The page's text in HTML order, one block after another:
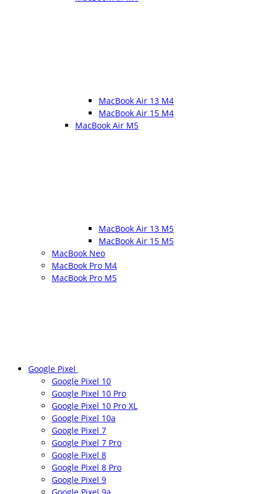
MacBook Air 13 M4
MacBook Air 15 M4
MacBook Air M5
MacBook Air 13 M5
MacBook Air 15 M5
MacBook Neo
MacBook Pro M4
MacBook Pro M5
Google Pixel
Google Pixel 10
Google Pixel 10 Pro
Google Pixel 10 Pro XL
Google Pixel 10a
Google Pixel 7
Google Pixel 7 Pro
Google Pixel 8
Google Pixel 8 Pro
Google Pixel 9